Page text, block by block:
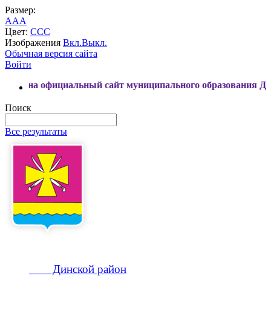
Размер:
AAA
Цвет: CCC
Изображения Вкл.Выкл.
Обычная версия сайта
Войти
сайт муниципального образования Динской
Поиск
Все результаты
Динской район